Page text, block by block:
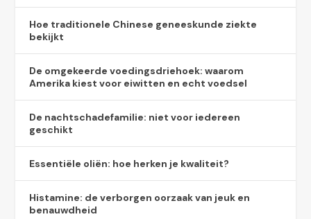
Hoe traditionele Chinese geneeskunde ziekte
bekijkt
De omgekeerde voedingsdriehoek: waarom
Amerika kiest voor eiwitten en echt voedsel
De nachtschadefamilie: niet voor iedereen
geschikt
Essentiële oliën: hoe herken je kwaliteit?
Histamine: de verborgen oorzaak van jeuk en
benauwdheid